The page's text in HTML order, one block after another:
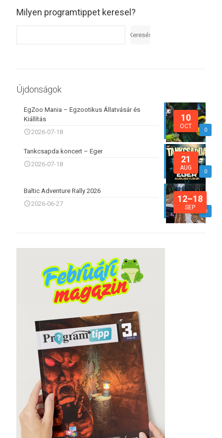
Milyen programtippet keresel?
Keresés
Újdonságok
10
OCT
0
EgZoo Mania – Egzootikus Állatvásár és
Kiállítás
2026-07-18
21
AUG
0
Tankcsapda koncert – Eger
2026-07-18
12–18
SEP
0
Baltic Adventure Rally 2026
2026-06-27